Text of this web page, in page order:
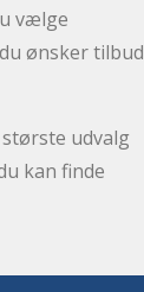
vælge
ønsker tilbud
udvalg
kan finde